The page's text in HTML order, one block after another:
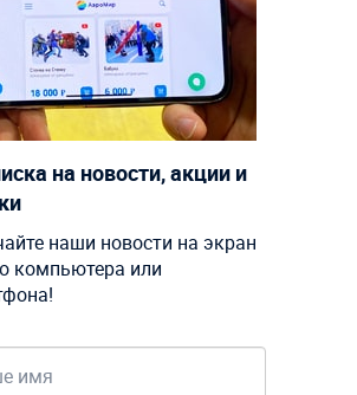
на новости, акции и
наши новости на экран
компьютера или